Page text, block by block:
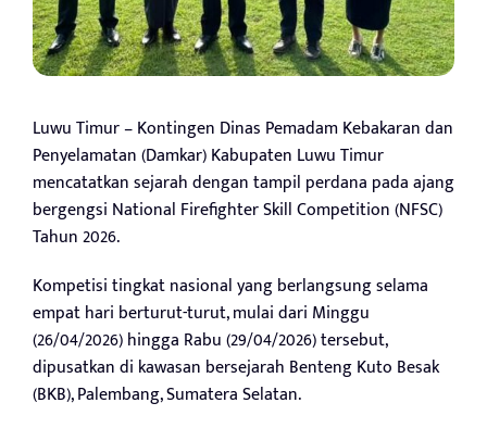
Luwu Timur – Kontingen Dinas Pemadam Kebakaran dan
Penyelamatan (Damkar) Kabupaten Luwu Timur
mencatatkan sejarah dengan tampil perdana pada ajang
bergengsi National Firefighter Skill Competition (NFSC)
Tahun 2026.
Kompetisi tingkat nasional yang berlangsung selama
empat hari berturut-turut, mulai dari Minggu
(26/04/2026) hingga Rabu (29/04/2026) tersebut,
dipusatkan di kawasan bersejarah Benteng Kuto Besak
(BKB), Palembang, Sumatera Selatan.